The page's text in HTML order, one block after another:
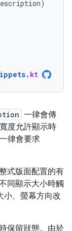
)
. kt
一律會傳
度允許顯示時
一律會要求
式版面配置的有
同顯示大小時觸
小、螢幕方向改
保留狀態。由於